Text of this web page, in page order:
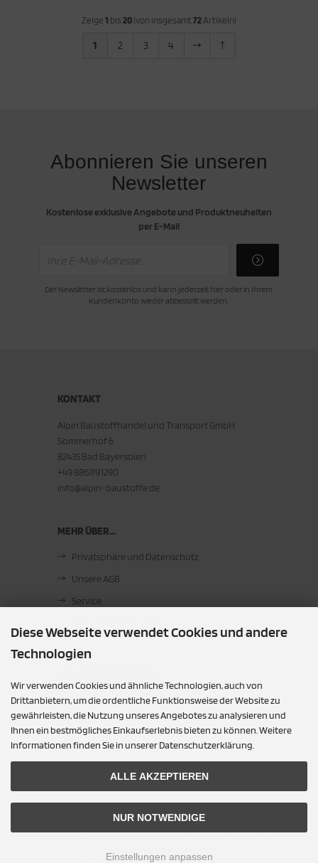
Zeige 1 bis 20(von insgesamt 72Artikeln)
1 2 3 4
Abonnieren Sie unseren
Newsletter
Kostenlose exklusive Angebote und Produktneuheiten
per E-Mail
Der Newsletter ist kostenlos und kann jederzeit hier oder in Ihrem
Kundenkonto wieder abbestellt werden.
KONTAKT
Alpin Baustoffhandel und Transport GmbH
Sommerhof 6
82435 Bad Bayersoien
+49 8867/91290
info@alpin-baustoffe.de
MEHR ÜBER...
Privatsphäre und Datenschutz
Unsere AGB
Service
Barzahlung bei Abholung
SOCIAL MEDIA
Alle Preise inkl. gesetzl. MwSt. zzgl.Versandkosten
durchgestrichenen Preise entsprechen dem bisherigen Preis bei Alpin
Diese Webseite verwendet Cookies und andere
Technologien
Wir verwenden Cookies und ähnliche Technologien, auch von
Drittanbietern, um die ordentliche Funktionsweise der Website zu
gewährleisten, die Nutzung unseres Angebotes zu analysieren und
Ihnen ein bestmögliches Einkaufserlebnis bieten zu können. Weitere
Informationen finden Sie in unserer Datenschutzerklärung.
ALLE AKZEPTIEREN
NUR NOTWENDIGE
Einstellungen anpassen